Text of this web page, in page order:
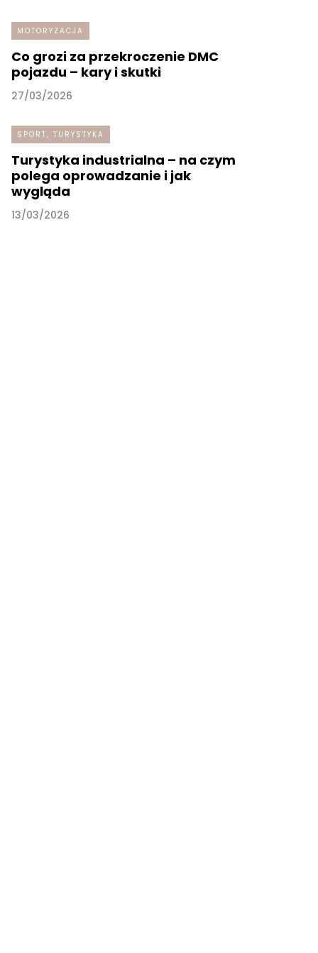
MOTORYZACJA
Co grozi za przekroczenie DMC
pojazdu – kary i skutki
27/03/2026
SPORT, TURYSTYKA
Turystyka industrialna – na czym
polega oprowadzanie i jak
wygląda
13/03/2026